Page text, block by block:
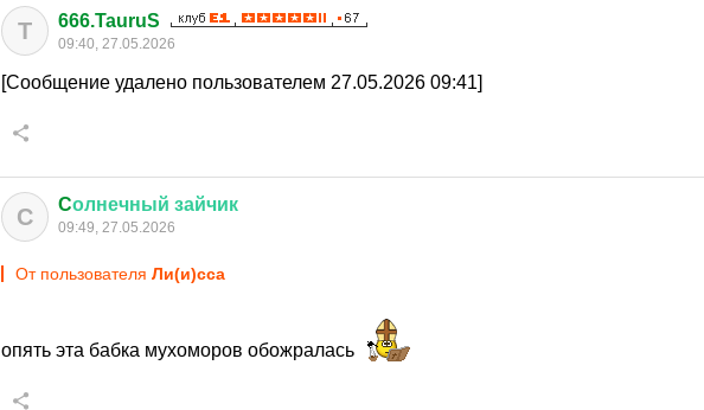
T 666.TauruS
09:40, 27.05.2026
[Сообщение удалено пользователем 27.05.2026 09:41]
C Cолнечный зайчик
09:49, 27.05.2026
От пользователя Ли(и)сса
опять эта бабка мухоморов обожралась